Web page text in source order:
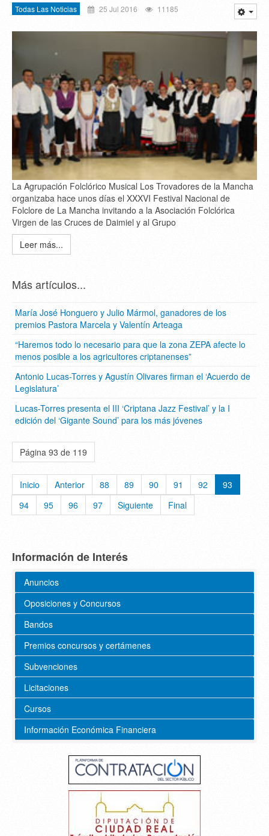
Todas Las Noticias 25 Jul 2016 11185
La Agrupación Folclórico Musical Los Trovadores de la Mancha
organizaba hace unos días el XXXVI Festival Nacional de
Folclore de La Mancha invitando a la Asociación Folclórica
Virgen de las Cruces de Daimiel y al Grupo
Leer más...
Más artículos...
María José Honguero y Julio Mármol, ganadores de los
premios Pastora Marcela y Valentín Arteaga
“Haremos todo lo necesario para que la zona ZEPA afecte lo
menos posible a los agricultores criptanenses”
Antonio Lucas-Torres y Agustín Olivares firman el ‘Acuerdo de
Legislatura’
Lucas-Torres presenta el III ‘Criptana Jazz Festival’ y la I
edición del ‘Gigante Sound’ para los más jóvenes
Página 93 de 119
Inicio Anterior 88 89 90 91 92
93
94
95 96 97 Siguiente Final
Información de Interés
Anuncios
Oposiciones y Concursos
Bandos
Premios concursos y certámenes
Subvenciones
Licitaciones
Cursos
Información Económica Financiera